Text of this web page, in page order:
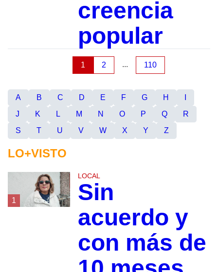
creencia
popular
1 2 ... 110
A B C D E F G H
J
K L M N O P Q
R
S
T U V W X Y Z
LO+VISTO
1
LOCAL
Sin
acuerdo y
con más de